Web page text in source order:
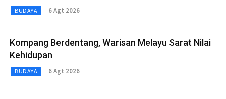
BUDAYA 6 Agt 2026
Kompang Berdentang, Warisan Melayu Sarat Nilai
Kehidupan
BUDAYA 6 Agt 2026